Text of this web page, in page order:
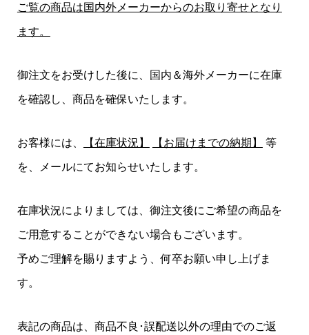
ご覧の商品は国内外メーカーからのお取り寄せとなり
ます。
御注文をお受けした後に、国内＆海外メーカーに在庫
を確認し、商品を確保いたします。
お客様には、 【在庫状況】 【お届けまでの納期】 等
を、メールにてお知らせいたします。
在庫状況によりましては、御注文後にご希望の商品を
ご用意することができない場合もございます。
予めご理解を賜りますよう、何卒お願い申し上げま
す。
表記の商品は、商品不良･誤配送以外の理由でのご返